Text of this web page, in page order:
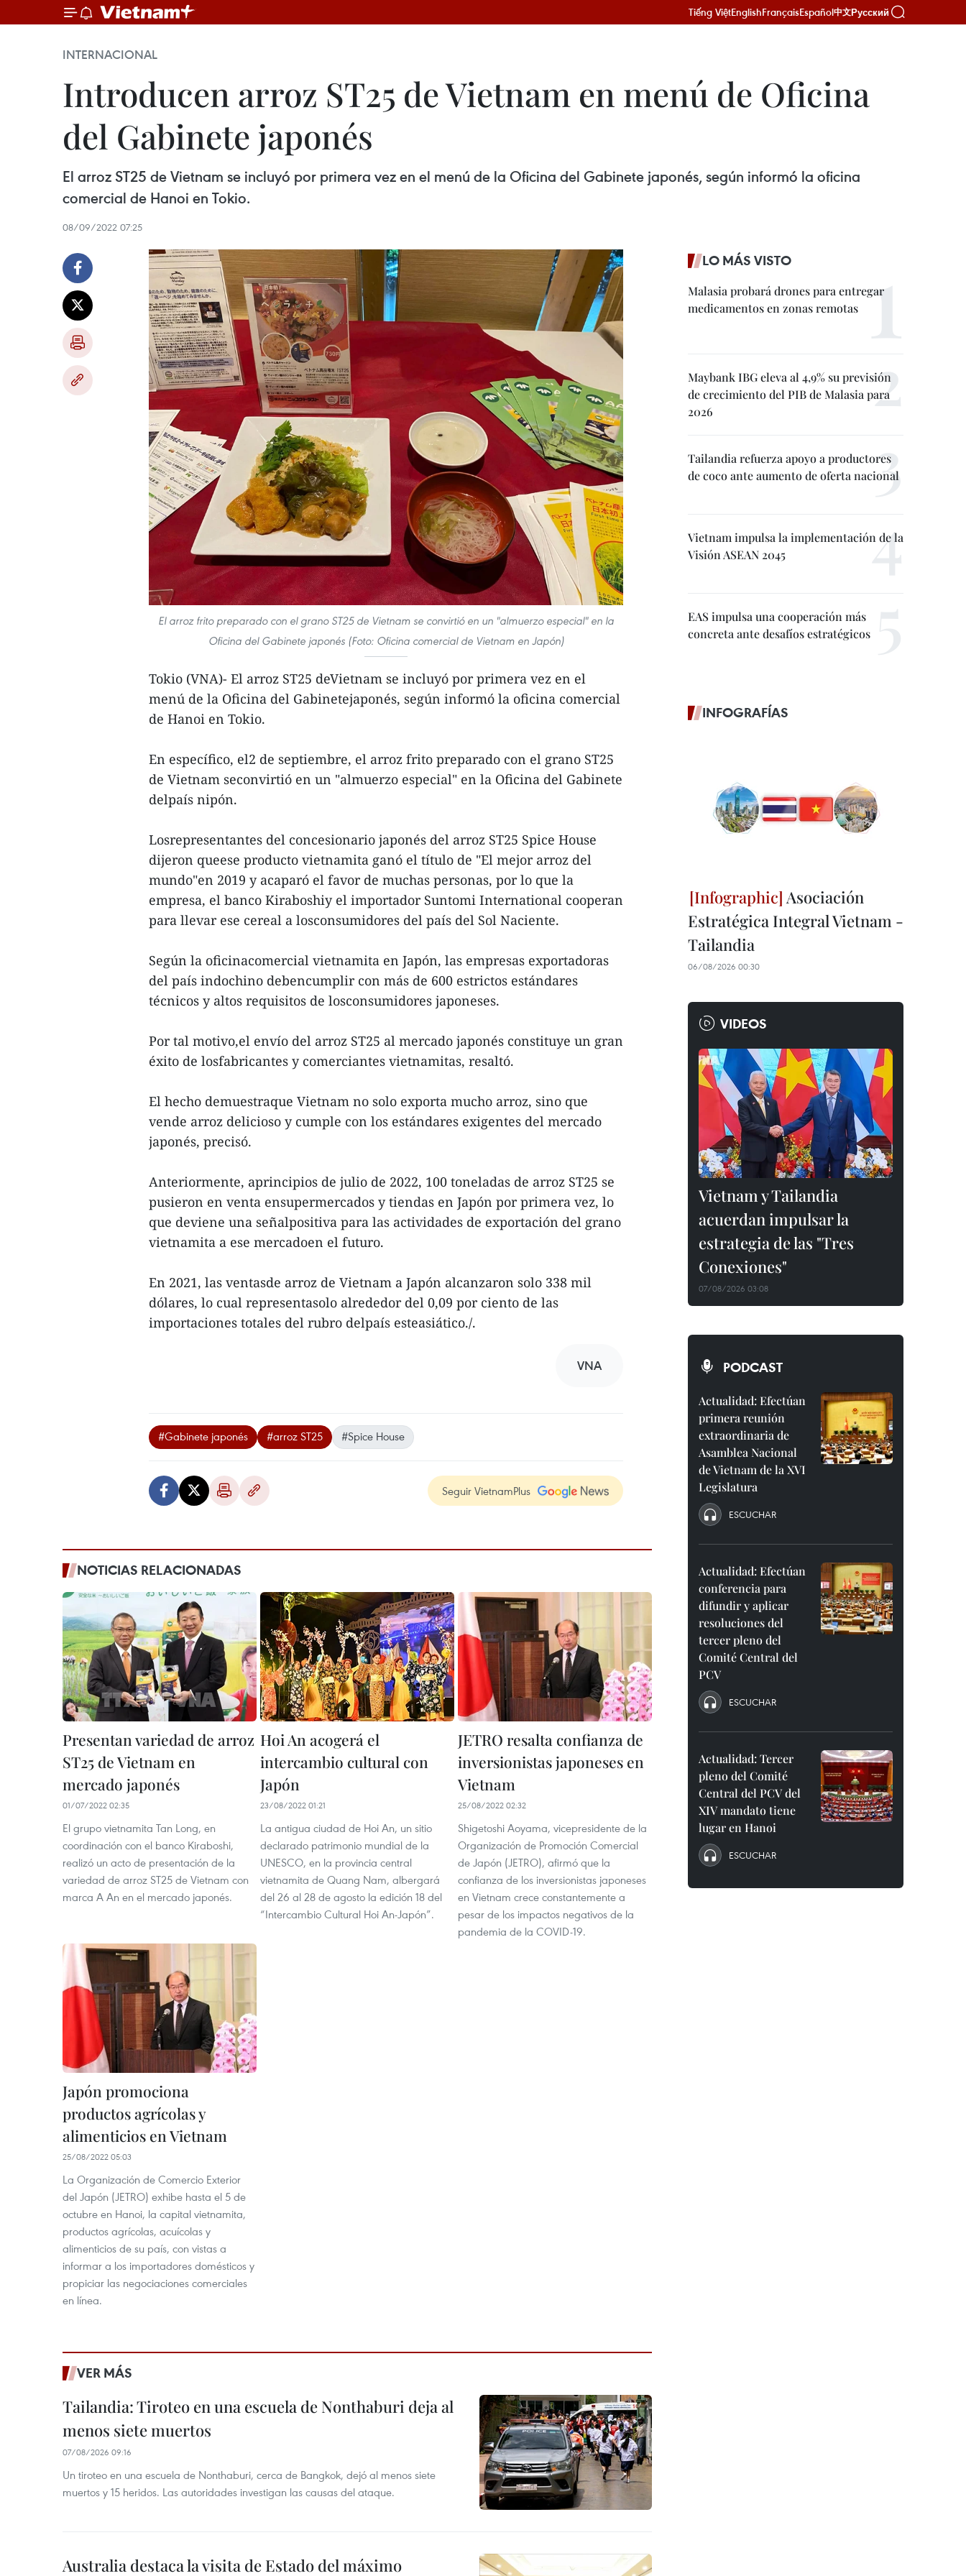
Tiếng ViệtEnglishFrançaisEspañol中文Русский
INTERNACIONAL
Introducen arroz ST25 de Vietnam en menú de Oficina
del Gabinete japonés
El arroz ST25 de Vietnam se incluyó por primera vez en el menú de la Oficina del Gabinete japonés, según informó la oficina
comercial de Hanoi en Tokio.
08/09/2022 07:25
El arroz frito preparado con el grano ST25 de Vietnam se convirtió en un "almuerzo especial" en la
Oficina del Gabinete japonés (Foto: Oficina comercial de Vietnam en Japón)
Tokio (VNA)- El arroz ST25 deVietnam se incluyó por primera vez en el
menú de la Oficina del Gabinetejaponés, según informó la oficina comercial
de Hanoi en Tokio.
En específico, el2 de septiembre, el arroz frito preparado con el grano ST25
de Vietnam seconvirtió en un "almuerzo especial" en la Oficina del Gabinete
delpaís nipón.
Losrepresentantes del concesionario japonés del arroz ST25 Spice House
dijeron queese producto vietnamita ganó el título de "El mejor arroz del
mundo"en 2019 y acaparó el favor de muchas personas, por lo que la
empresa, el banco Kiraboshiy el importador Suntomi International cooperan
para llevar ese cereal a losconsumidores del país del Sol Naciente.
Según la oficinacomercial vietnamita en Japón, las empresas exportadoras
del país indochino debencumplir con más de 600 estrictos estándares
técnicos y altos requisitos de losconsumidores japoneses.
Por tal motivo,el envío del arroz ST25 al mercado japonés constituye un gran
éxito de losfabricantes y comerciantes vietnamitas, resaltó.
El hecho demuestraque Vietnam no solo exporta mucho arroz, sino que
vende arroz delicioso y cumple con los estándares exigentes del mercado
japonés, precisó.
Anteriormente, aprincipios de julio de 2022, 100 toneladas de arroz ST25 se
pusieron en venta ensupermercados y tiendas en Japón por primera vez, lo
que deviene una señalpositiva para las actividades de exportación del grano
vietnamita a ese mercadoen el futuro.
En 2021, las ventasde arroz de Vietnam a Japón alcanzaron solo 338 mil
dólares, lo cual representasolo alrededor del 0,09 por ciento de las
importaciones totales del rubro delpaís esteasiático./.
VNA
#Gabinete japonés #arroz ST25 #Spice House
Seguir VietnamPlus
NOTICIAS RELACIONADAS
Presentan variedad de arroz
ST25 de Vietnam en
mercado japonés
01/07/2022 02:35
El grupo vietnamita Tan Long, en
coordinación con el banco Kiraboshi,
realizó un acto de presentación de la
variedad de arroz ST25 de Vietnam con
marca A An en el mercado japonés.
Hoi An acogerá el
intercambio cultural con
Japón
23/08/2022 01:21
La antigua ciudad de Hoi An, un sitio
declarado patrimonio mundial de la
UNESCO, en la provincia central
vietnamita de Quang Nam, albergará
del 26 al 28 de agosto la edición 18 del
“Intercambio Cultural Hoi An-Japón”.
JETRO resalta confianza de
inversionistas japoneses en
Vietnam
25/08/2022 02:32
Shigetoshi Aoyama, vicepresidente de la
Organización de Promoción Comercial
de Japón (JETRO), afirmó que la
confianza de los inversionistas japoneses
en Vietnam crece constantemente a
pesar de los impactos negativos de la
pandemia de la COVID-19.
Japón promociona
productos agrícolas y
alimenticios en Vietnam
25/08/2022 05:03
La Organización de Comercio Exterior
del Japón (JETRO) exhibe hasta el 5 de
octubre en Hanoi, la capital vietnamita,
productos agrícolas, acuícolas y
alimenticios de su país, con vistas a
informar a los importadores domésticos y
propiciar las negociaciones comerciales
en línea.
VER MÁS
Tailandia: Tiroteo en una escuela de Nonthaburi deja al
menos siete muertos
07/08/2026 09:16
Un tiroteo en una escuela de Nonthaburi, cerca de Bangkok, dejó al menos siete
muertos y 15 heridos. Las autoridades investigan las causas del ataque.
Australia destaca la visita de Estado del máximo
LO MÁS VISTO
Malasia probará drones para entregar
medicamentos en zonas remotas
Maybank IBG eleva al 4,9% su previsión
de crecimiento del PIB de Malasia para
2026
Tailandia refuerza apoyo a productores
de coco ante aumento de oferta nacional
Vietnam impulsa la implementación de la
Visión ASEAN 2045
EAS impulsa una cooperación más
concreta ante desafíos estratégicos
INFOGRAFÍAS
Asociación
Estratégica Integral Vietnam -
Tailandia
06/08/2026 00:30
VIDEOS
Vietnam y Tailandia
acuerdan impulsar la
estrategia de las "Tres
Conexiones"
07/08/2026 03:08
PODCAST
Actualidad: Efectúan
primera reunión
extraordinaria de
Asamblea Nacional
de Vietnam de la XVI
Legislatura
ESCUCHAR
Actualidad: Efectúan
conferencia para
difundir y aplicar
resoluciones del
tercer pleno del
Comité Central del
PCV
ESCUCHAR
Actualidad: Tercer
pleno del Comité
Central del PCV del
XIV mandato tiene
lugar en Hanoi
ESCUCHAR